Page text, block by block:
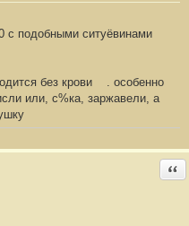
с подобными ситуёвинами
без крови
. особенно
или, с%ка, заржавели, а